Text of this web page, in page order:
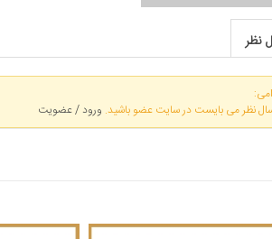
نظر
نظر می بایست در سایت عضو باشید. ورود / عضویت